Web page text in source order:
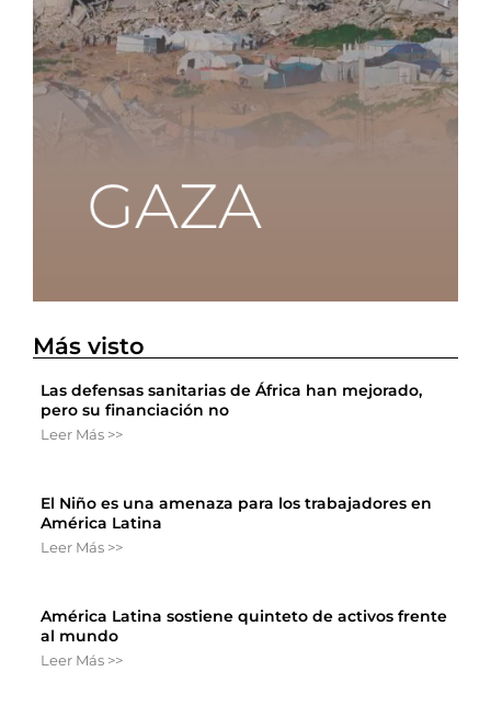
Más visto
Las defensas sanitarias de África han mejorado,
pero su financiación no
Leer Más >>
El Niño es una amenaza para los trabajadores en
América Latina
Leer Más >>
América Latina sostiene quinteto de activos frente
al mundo
Leer Más >>